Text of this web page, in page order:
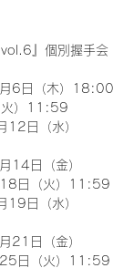
』個別握手会
6日（木）18:00
）11:59
12日（水）
14日（金）
日（火）11:59
19日（水）
21日（金）
日（火）11:59